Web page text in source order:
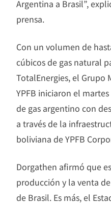
Argentina a Brasil”,
prensa.
Con un volumen de
cúbicos de gas natural
TotalEnergies, el Grupo
YPFB iniciaron el
de gas argentino con
a través de la
boliviana de YPFB
Dorgathen afirmó que
producción y la venta
de Brasil. Es más, el